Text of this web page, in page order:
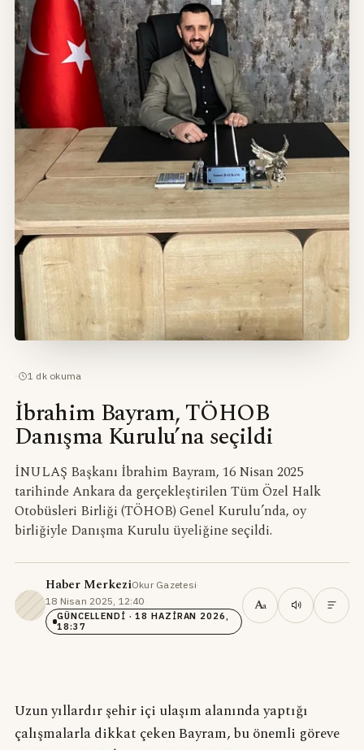
· 1 dk okuma
İbrahim Bayram, TÖHOB
Danışma Kurulu’na seçildi
İNULAŞ Başkanı İbrahim Bayram, 16 Nisan 2025
tarihinde Ankara da gerçekleştirilen Tüm Özel Halk
Otobüsleri Birliği (TÖHOB) Genel Kurulu’nda, oy
birliğiyle Danışma Kurulu üyeliğine seçildi.
Haber MerkeziOkur Gazetesi·
18 Nisan 2025, 12:40·
GÜNCELLENDI · 18 HAZIRAN 2026,
18:37
Aa
Uzun yıllardır şehir içi ulaşım alanında yaptığı
çalışmalarla dikkat çeken Bayram, bu önemli göreve